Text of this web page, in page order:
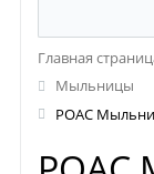
Главная
Мыльницы
POAC